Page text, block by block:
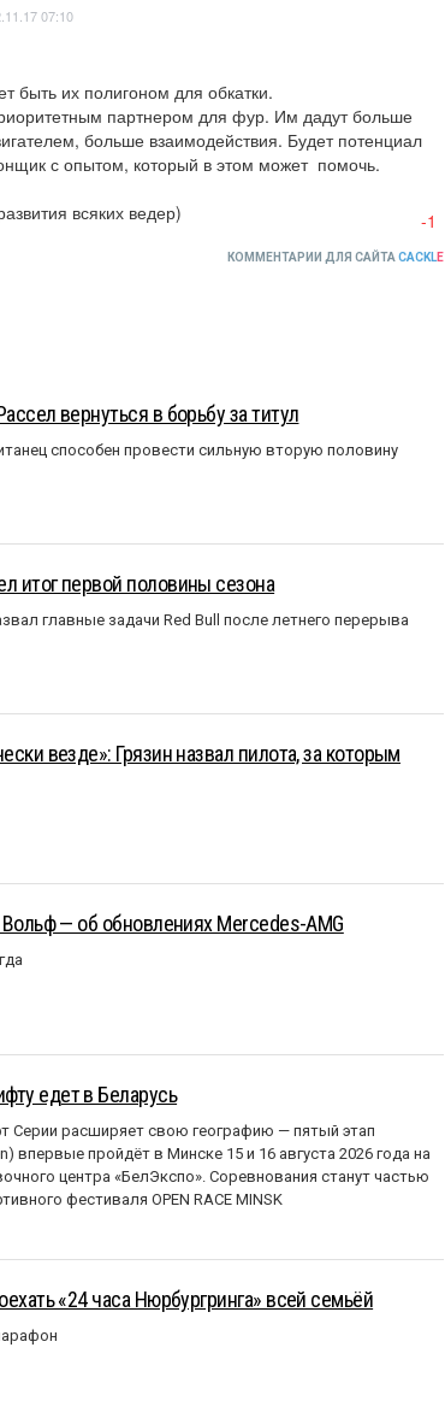
07:10
быть их полигоном для обкатки.
партнером для фур. Им дадут больше
больше взаимодействия. Будет потенциал
с опытом, который в этом может  помочь.
всяких ведер)
-1
КОММЕНТАРИИ ДЛЯ САЙТА CACKLE
вернуться в борьбу за титул
способен провести сильную вторую половину
итог первой половины сезона
главные задачи Red Bull после летнего перерыва
везде»: Грязин назвал пилота, за которым
— об обновлениях Mercedes-AMG
едет в Беларусь
Серии расширяет свою географию — пятый этап
впервые пройдёт в Минске 15 и 16 августа 2026 года на
центра «БелЭкспо». Соревнования станут частью
фестиваля OPEN RACE MINSK
«24 часа Нюрбургринга» всей семьёй